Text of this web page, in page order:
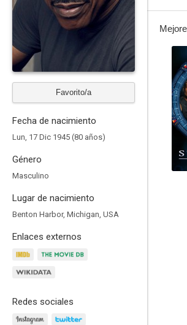
Favorito/a
Fecha de nacimiento
Lun, 17 Dic 1945 (80 años)
Género
Masculino
Lugar de nacimiento
Benton Harbor, Michigan, USA
Enlaces externos
Redes sociales